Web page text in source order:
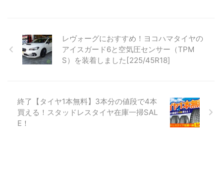
レヴォーグにおすすめ！ヨコハマタイヤの
アイスガード6と空気圧センサー（TPM
S）を装着しました[225/45R18]
終了【タイヤ1本無料】3本分の値段で4本
買える！スタッドレスタイヤ在庫一掃SAL
E！